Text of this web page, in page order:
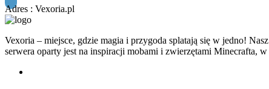
Adres : Vexoria.pl
Vexoria – miejsce, gdzie magia i przygoda splatają się w jedno!
serwera oparty jest na inspiracji mobami i zwierzętami Minecrafta,